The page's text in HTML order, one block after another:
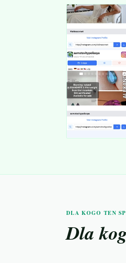
DLA KOGO TEN
Dla